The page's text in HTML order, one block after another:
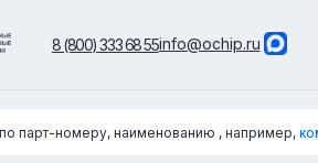
8 (800) 333 68 55info@ochip.ru
парт-номеру, наименованию , например,